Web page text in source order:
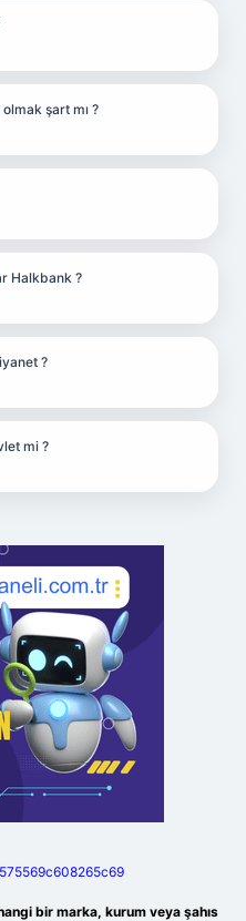
şart mı ?
Halkbank ?
?
mi ?
bir marka, kurum veya şahıs